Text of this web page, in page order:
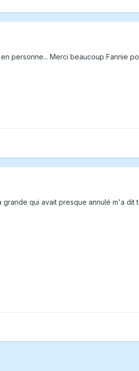
personne... Merci beaucoup Fannie
grande qui avait presque annulé m'a